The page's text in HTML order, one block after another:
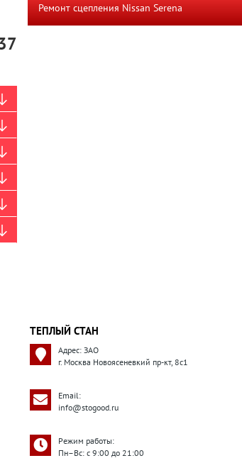
Ремонт сцепления Nissan Serena
ТЕПЛЫЙ СТАН
Адрес: ЗАО
г. Москва Новоясеневкий пр-кт, 8с1
Email:
info@stogood.ru
Режим работы:
Пн–Вс: с 9:00 до 21:00